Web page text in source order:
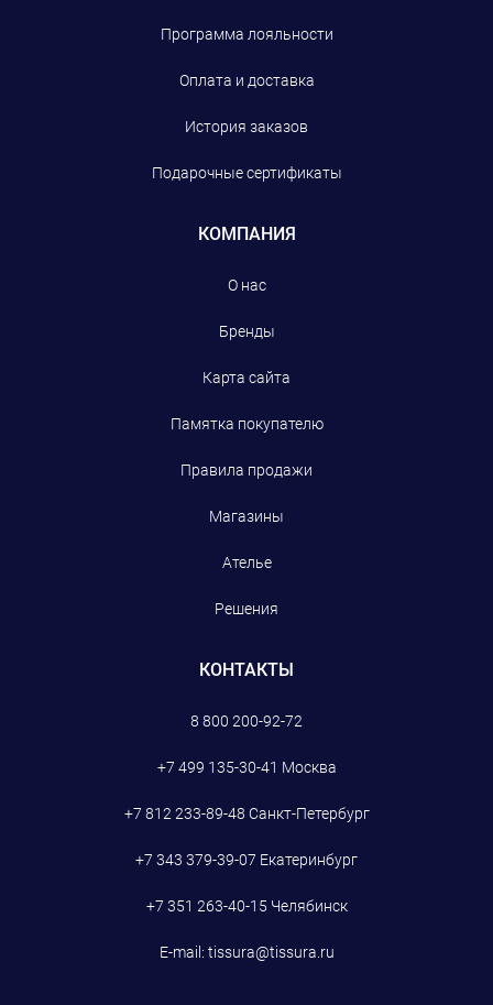
Программа лояльности
Оплата и доставка
История заказов
Подарочные сертификаты
КОМПАНИЯ
О нас
Бренды
Карта сайта
Памятка покупателю
Правила продажи
Магазины
Ателье
Решения
КОНТАКТЫ
8 800 200-92-72
+7 499 135-30-41 Москва
+7 812 233-89-48 Санкт-Петербург
+7 343 379-39-07 Екатеринбург
+7 351 263-40-15 Челябинск
E-mail: tissura@tissura.ru